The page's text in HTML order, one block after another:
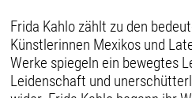
Frida Kahlo zählt zu den
Künstlerinnen Mexikos und
Werke spiegeln ein bewegtes
Leidenschaft und